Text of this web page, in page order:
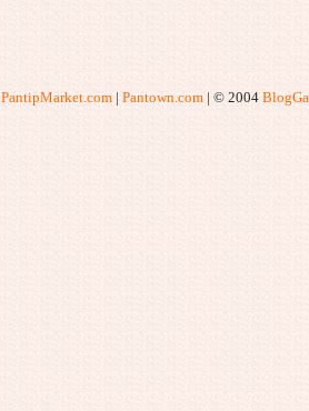
PantipMarket.com | Pantown.com | © 2004